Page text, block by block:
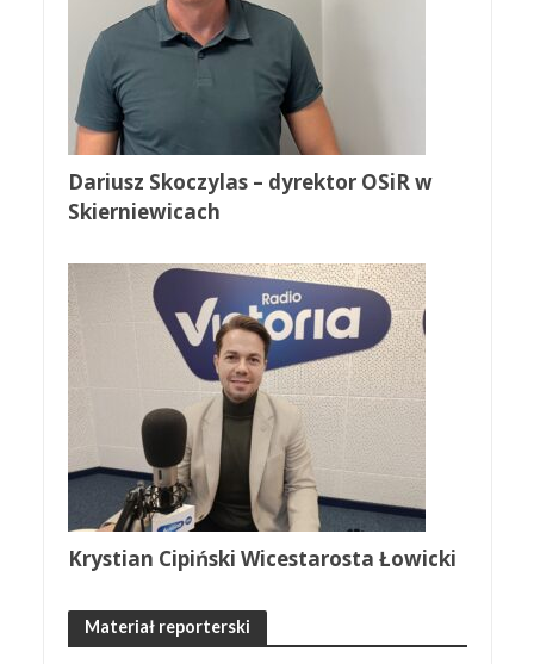
Dariusz Skoczylas – dyrektor OSiR w
Skierniewicach
Krystian Cipiński Wicestarosta Łowicki
Materiał reporterski